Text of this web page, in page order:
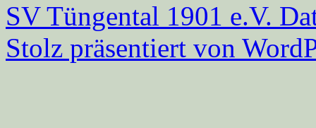
SV Tüngental 1901 e.V.
Stolz präsentiert von